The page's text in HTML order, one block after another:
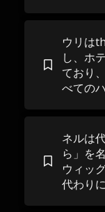
ウリは
し、ホ
ており
べての
ネルは
ら」を
ウィッ
代わり